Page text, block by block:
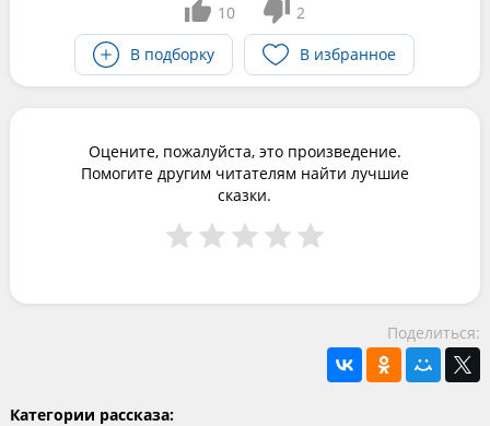
10
2
В подборку
В избранное
Оцените, пожалуйста, это произведение.
Помогите другим читателям найти лучшие
сказки.
Поделиться:
Категории рассказа: